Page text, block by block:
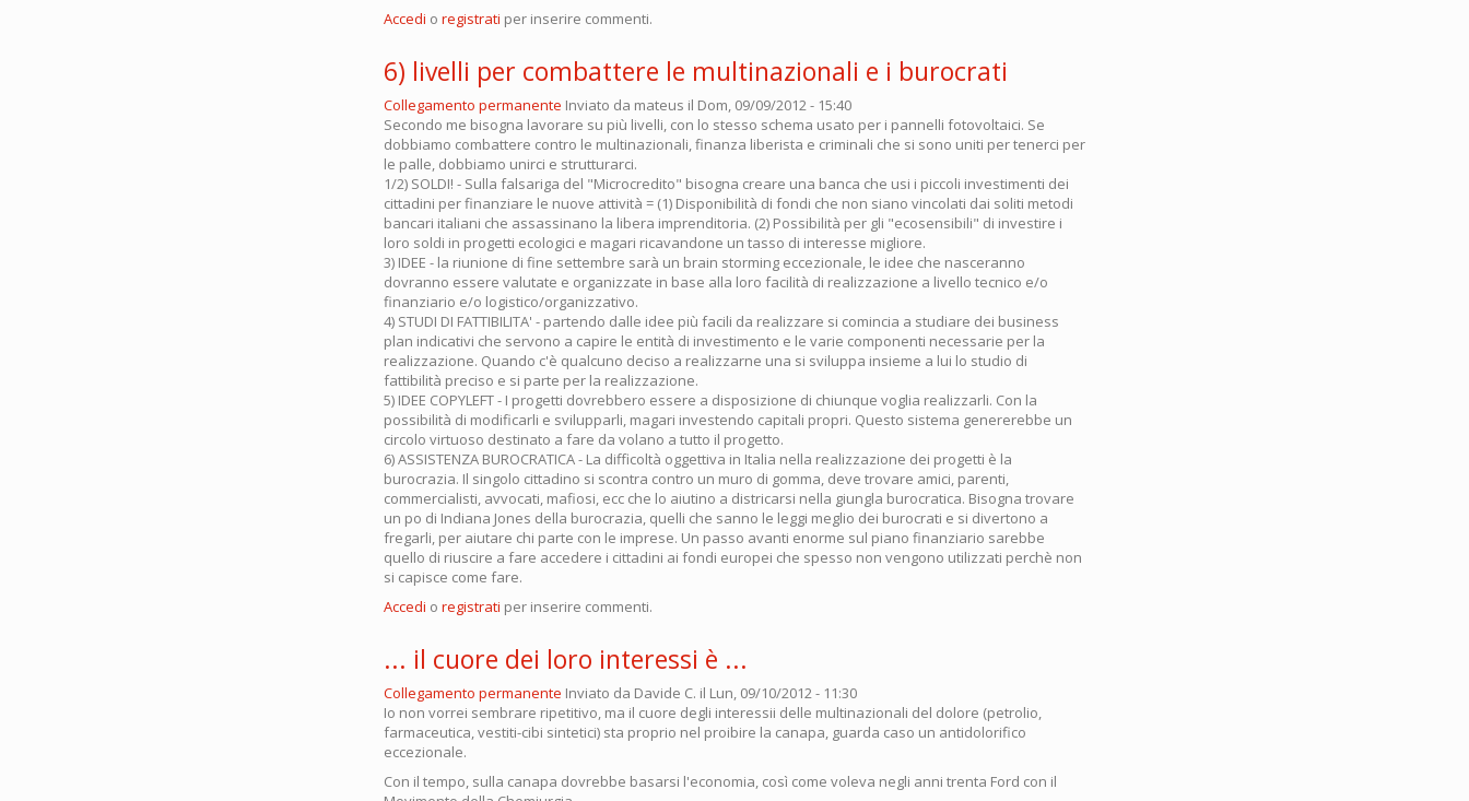
Accedi o registrati per inserire commenti.
6) livelli per combattere le multinazionali e i burocrati
Collegamento permanente Inviato da mateus il Dom, 09/09/2012 - 15:40
Secondo me bisogna lavorare su più livelli, con lo stesso schema usato per i pannelli fotovoltaici. Se
dobbiamo combattere contro le multinazionali, finanza liberista e criminali che si sono uniti per tenerci per
le palle, dobbiamo unirci e strutturarci.
1/2) SOLDI! - Sulla falsariga del "Microcredito" bisogna creare una banca che usi i piccoli investimenti dei
cittadini per finanziare le nuove attività = (1) Disponibilità di fondi che non siano vincolati dai soliti metodi
bancari italiani che assassinano la libera imprenditoria. (2) Possibilità per gli "ecosensibili" di investire i
loro soldi in progetti ecologici e magari ricavandone un tasso di interesse migliore.
3) IDEE - la riunione di fine settembre sarà un brain storming eccezionale, le idee che nasceranno
dovranno essere valutate e organizzate in base alla loro facilità di realizzazione a livello tecnico e/o
finanziario e/o logistico/organizzativo.
4) STUDI DI FATTIBILITA' - partendo dalle idee più facili da realizzare si comincia a studiare dei business
plan indicativi che servono a capire le entità di investimento e le varie componenti necessarie per la
realizzazione. Quando c'è qualcuno deciso a realizzarne una si sviluppa insieme a lui lo studio di
fattibilità preciso e si parte per la realizzazione.
5) IDEE COPYLEFT - I progetti dovrebbero essere a disposizione di chiunque voglia realizzarli. Con la
possibilità di modificarli e svilupparli, magari investendo capitali propri. Questo sistema genererebbe un
circolo virtuoso destinato a fare da volano a tutto il progetto.
6) ASSISTENZA BUROCRATICA - La difficoltà oggettiva in Italia nella realizzazione dei progetti è la
burocrazia. Il singolo cittadino si scontra contro un muro di gomma, deve trovare amici, parenti,
commercialisti, avvocati, mafiosi, ecc che lo aiutino a districarsi nella giungla burocratica. Bisogna trovare
un po di Indiana Jones della burocrazia, quelli che sanno le leggi meglio dei burocrati e si divertono a
fregarli, per aiutare chi parte con le imprese. Un passo avanti enorme sul piano finanziario sarebbe
quello di riuscire a fare accedere i cittadini ai fondi europei che spesso non vengono utilizzati perchè non
si capisce come fare.
Accedi o registrati per inserire commenti.
... il cuore dei loro interessi è ...
Collegamento permanente Inviato da Davide C. il Lun, 09/10/2012 - 11:30
Io non vorrei sembrare ripetitivo, ma il cuore degli interessii delle multinazionali del dolore (petrolio,
farmaceutica, vestiti-cibi sintetici) sta proprio nel proibire la canapa, guarda caso un antidolorifico
eccezionale.
Con il tempo, sulla canapa dovrebbe basarsi l'economia, così come voleva negli anni trenta Ford con il